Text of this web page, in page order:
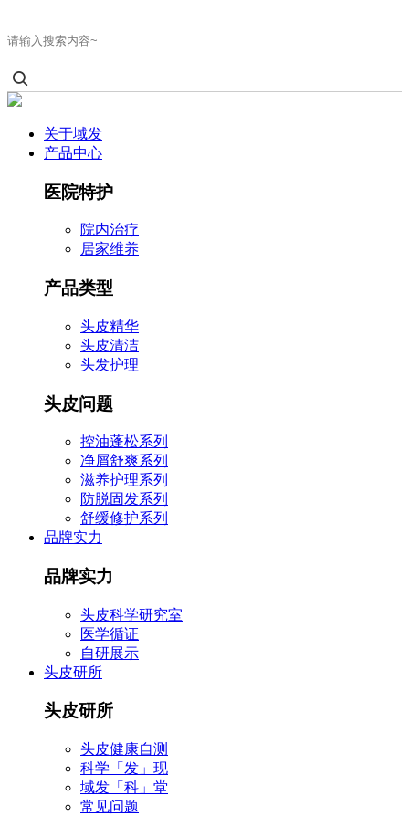

关于域发
产品中心
医院特护
院内治疗
居家维养
产品类型
头皮精华
头皮清洁
头发护理
头皮问题
控油蓬松系列
净屑舒爽系列
滋养护理系列
防脱固发系列
舒缓修护系列
品牌实力
品牌实力
头皮科学研究室
医学循证
自研展示
头皮研所
头皮研所
头皮健康自测
科学「发」现
域发「科」堂
常见问题